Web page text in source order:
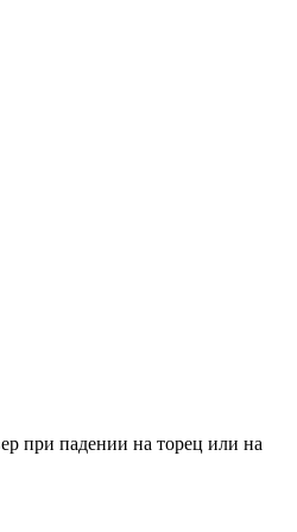
при падении на торец или на